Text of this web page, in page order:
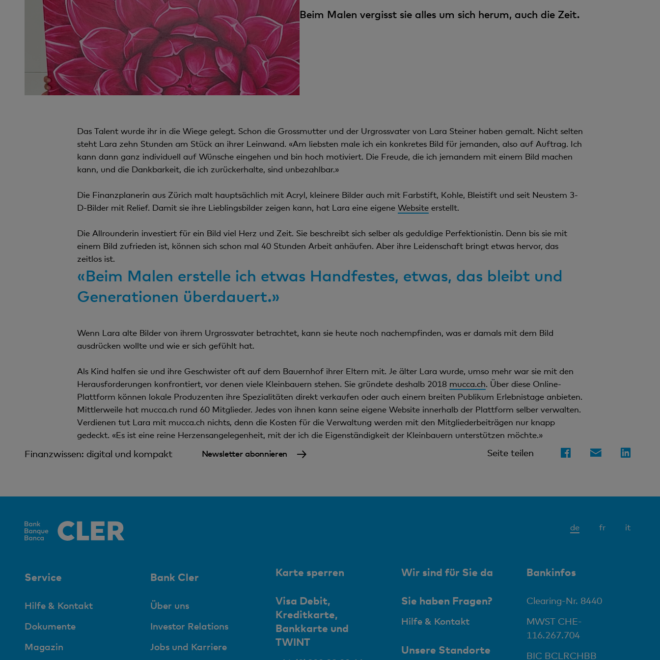
Beim Malen vergisst sie alles um sich herum, auch die Zeit.
Das Talent wurde ihr in die Wiege gelegt. Schon die Grossmutter und der Urgrossvater von Lara Steiner haben gemalt. Nicht selten
steht Lara zehn Stunden am Stück an ihrer Leinwand. «Am liebsten male ich ein konkretes Bild für jemanden, also auf Auftrag. Ich
kann dann ganz individuell auf Wünsche eingehen und bin hoch motiviert. Die Freude, die ich jemandem mit einem Bild machen
kann, und die Dankbarkeit, die ich zurückerhalte, sind unbezahlbar.»
Die Finanzplanerin aus Zürich malt hauptsächlich mit Acryl, kleinere Bilder auch mit Farbstift, Kohle, Bleistift und seit Neustem 3-
D-Bilder mit Relief. Damit sie ihre Lieblingsbilder zeigen kann, hat Lara eine eigene Websiteerstellt.
Die Allrounderin investiert für ein Bild viel Herz und Zeit. Sie beschreibt sich selber als geduldige Perfektionistin. Denn bis sie mit
einem Bild zufrieden ist, können sich schon mal 40 Stunden Arbeit anhäufen. Aber ihre Leidenschaft bringt etwas hervor, das
zeitlos ist.
«Beim Malen erstelle ich etwas Handfestes, etwas, das bleibt und
Generationen überdauert.»
Wenn Lara alte Bilder von ihrem Urgrossvater betrachtet, kann sie heute noch nachempfinden, was er damals mit dem Bild
ausdrücken wollte und wie er sich gefühlt hat.
Als Kind halfen sie und ihre Geschwister oft auf dem Bauernhof ihrer Eltern mit. Je älter Lara wurde, umso mehr war sie mit den
Herausforderungen konfrontiert, vor denen viele Kleinbauern stehen. Sie gründete deshalb 2018 mucca.ch. Über diese Online-
Plattform können lokale Produzenten ihre Spezialitäten direkt verkaufen oder auch einem breiten Publikum Erlebnistage anbieten.
Mittlerweile hat mucca.ch rund 60 Mitglieder. Jedes von ihnen kann seine eigene Website innerhalb der Plattform selber verwalten.
Verdienen tut Lara mit mucca.ch nichts, denn die Kosten für die Verwaltung werden mit den Mitgliederbeiträgen nur knapp
gedeckt. «Es ist eine reine Herzensangelegenheit, mit der ich die Eigenständigkeit der Kleinbauern unterstützen möchte.»
Finanzwissen: digital und kompakt Newsletter abonnieren Seite teilen
deAktives
fr it
Service
Hilfe & Kontakt
Dokumente
Magazin
Bank Cler
Über uns
Investor Relations
Jobs und Karriere
Karte sperren
Visa Debit,
Kreditkarte,
Bankkarte und
TWINT
Wir sind für Sie da
Sie haben Fragen?
Hilfe & Kontakt
Unsere Standorte
Bankinfos
Clearing-Nr. 8440
MWST CHE-
116.267.704
BIC BCLRCHBB